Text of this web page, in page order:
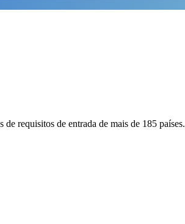
requisitos de entrada de mais de 185 países.